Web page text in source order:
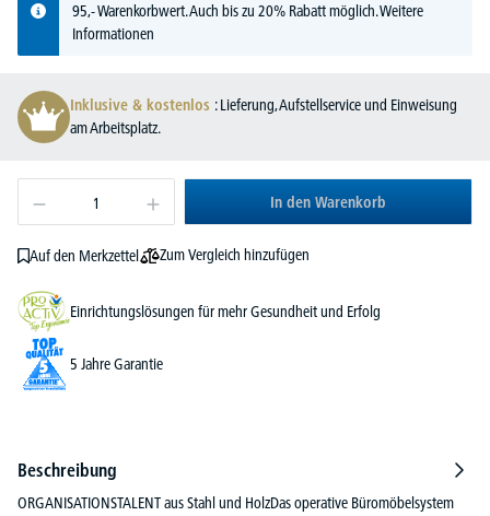
95,- Warenkorbwert. Auch bis zu 20% Rabatt möglich.Weitere
Informationen
Inklusive & kostenlos : Lieferung, Aufstellservice und Einweisung
am Arbeitsplatz.
In den Warenkorb
Auf den Merkzettel Zum Vergleich hinzufügen
Einrichtungslösungen für mehr Gesundheit und Erfolg
5 Jahre Garantie
Beschreibung
ORGANISATIONSTALENT aus Stahl und HolzDas operative Büromöbelsystem